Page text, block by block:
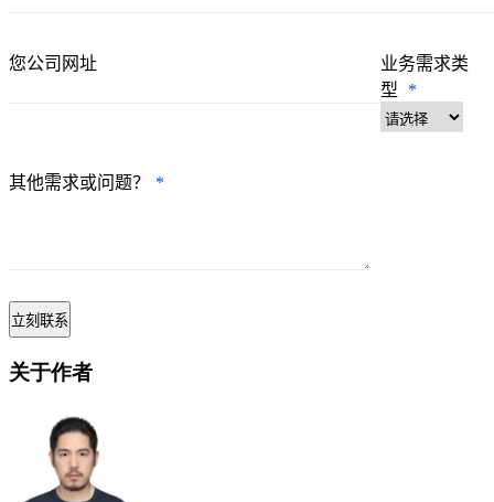
您公司网址
业务需求类
型
*
其他需求或问题？ *
关于作者